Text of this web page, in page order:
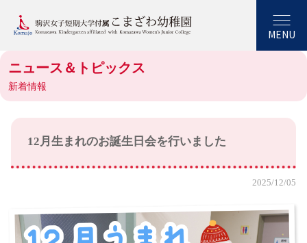
MENU
ニュース＆トピックス
新着情報
12月生まれのお誕生日会を行いました
2025/12/05